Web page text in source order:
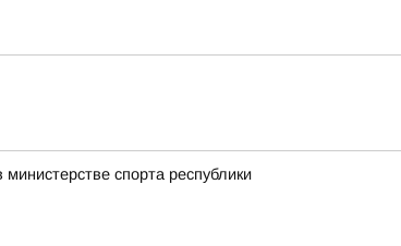
спорта республики